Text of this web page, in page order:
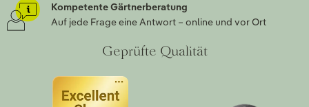
Kompetente Gärtnerberatung
Auf jede Frage eine Antwort – online und vor Ort
Geprüfte Qualität